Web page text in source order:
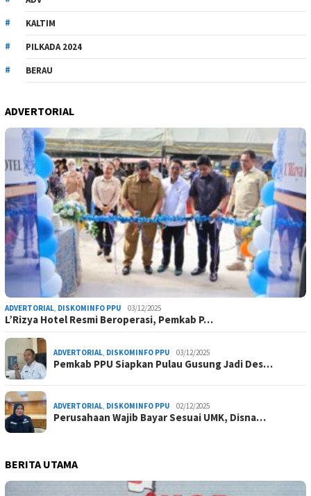
KALTIM
PILKADA 2024
BERAU
ADVERTORIAL
ADVERTORIAL, DISKOMINFO PPU 03/12/2025
L’Rizya Hotel Resmi Beroperasi, Pemkab P…
ADVERTORIAL, DISKOMINFO PPU 03/12/2025
Pemkab PPU Siapkan Pulau Gusung Jadi Des…
ADVERTORIAL, DISKOMINFO PPU 02/12/2025
Perusahaan Wajib Bayar Sesuai UMK, Disna…
BERITA UTAMA